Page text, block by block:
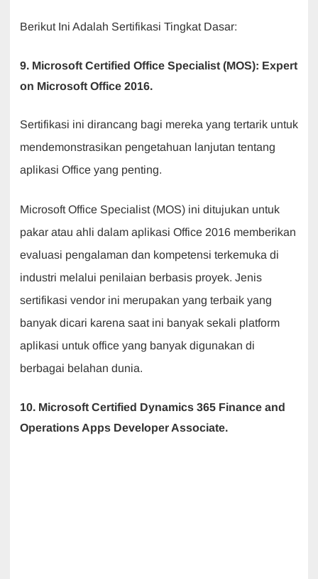
Berikut Ini Adalah Sertifikasi Tingkat Dasar:
9. Microsoft Certified Office Specialist (MOS): Expert
on Microsoft Office 2016.
Sertifikasi ini dirancang bagi mereka yang tertarik untuk
mendemonstrasikan pengetahuan lanjutan tentang
aplikasi Office yang penting.
Microsoft Office Specialist (MOS) ini ditujukan untuk
pakar atau ahli dalam aplikasi Office 2016 memberikan
evaluasi pengalaman dan kompetensi terkemuka di
industri melalui penilaian berbasis proyek. Jenis
sertifikasi vendor ini merupakan yang terbaik yang
banyak dicari karena saat ini banyak sekali platform
aplikasi untuk office yang banyak digunakan di
berbagai belahan dunia.
10. Microsoft Certified Dynamics 365 Finance and
Operations Apps Developer Associate.